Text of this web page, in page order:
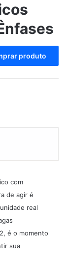
produto
com
de agir é
real
é o momento
sua